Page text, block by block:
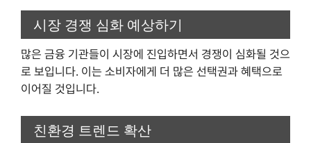
시장 경쟁 심화 예상하기
많은 금융 기관들이 시장에 진입하면서 경쟁이 심화될 것으
로 보입니다. 이는 소비자에게 더 많은 선택권과 혜택으로
이어질 것입니다.
친환경 트렌드 확산